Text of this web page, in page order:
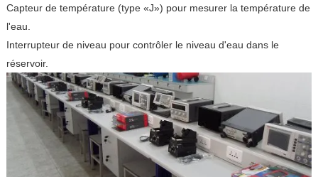
Capteur de température (type «J») pour mesurer la température de
l'eau.
Interrupteur de niveau pour contrôler le niveau d'eau dans le
réservoir.